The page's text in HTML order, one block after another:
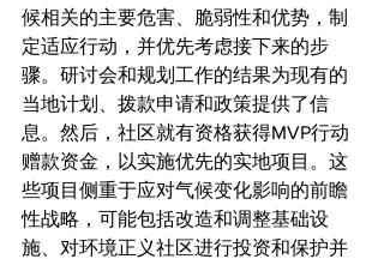
候相关的主要危害、脆弱性和优势，制
定适应行动，并优先考虑接下来的步
骤。研讨会和规划工作的结果为现有的
当地计划、拨款申请和政策提供了信
息。然后，社区就有资格获得MVP行动
赠款资金，以实施优先的实地项目。这
些项目侧重于应对气候变化影响的前瞻
性战略，可能包括改造和调整基础设
施、对环境正义社区进行投资和保护并